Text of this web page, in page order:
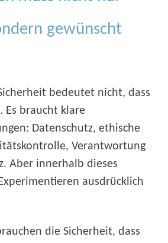
gewünscht
bedeutet nicht, dass
Es braucht klare
Datenschutz, ethische
Verantwortung
Aber innerhalb dieses
ausdrücklich
die Sicherheit, dass